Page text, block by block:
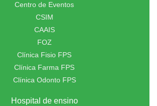
Centro de Eventos
CSIM
CAAIS
FOZ
Clínica Fisio FPS
Clínica Farma FPS
Clínica Odonto FPS
Hospital de ensino